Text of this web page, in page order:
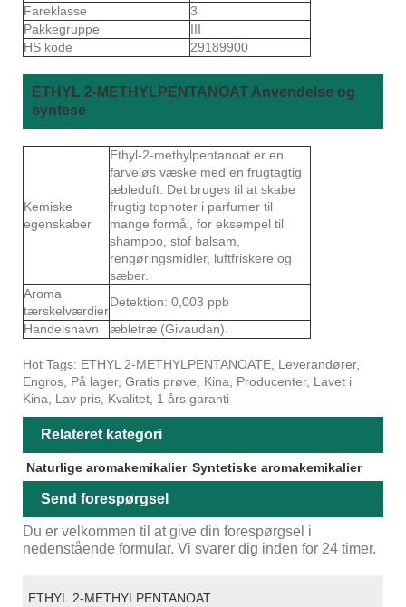
Fareklasse
3
Pakkegruppe
III
HS kode
29189900
ETHYL 2-METHYLPENTANOAT Anvendelse og
syntese
Kemiske
egenskaber
Ethyl-2-methylpentanoat er en
farveløs væske med en frugtagtig
æbleduft. Det bruges til at skabe
frugtig topnoter i parfumer til
mange formål, for eksempel til
shampoo, stof balsam,
rengøringsmidler, luftfriskere og
sæber.
Aroma
tærskelværdier
Detektion: 0,003 ppb
Handelsnavn
æbletræ (Givaudan).
Hot Tags: ETHYL 2-METHYLPENTANOATE, Leverandører,
Engros, På lager, Gratis prøve, Kina, Producenter, Lavet i
Kina, Lav pris, Kvalitet, 1 års garanti
Relateret kategori
Naturlige aromakemikalier Syntetiske aromakemikalier
Send forespørgsel
Du er velkommen til at give din forespørgsel i
nedenstående formular. Vi svarer dig inden for 24 timer.